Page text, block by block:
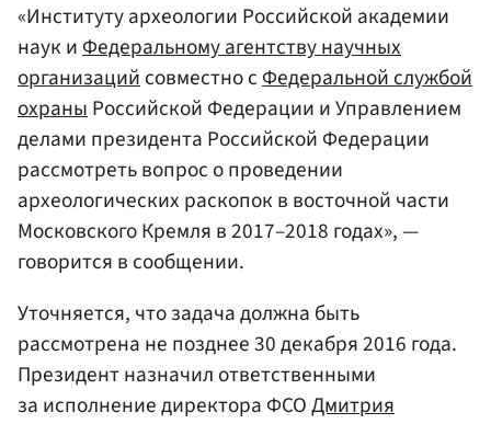
«Институту археологии Российской академии
наук иФедеральному агентству научных
организацийсовместно сФедеральной службой
охраныРоссийской Федерации и Управлением
делами президента Российской Федерации
рассмотреть вопрос о проведении
археологических раскопок в восточной части
Московского Кремля в 2017–2018 годах», —
говорится в сообщении.
Уточняется, что задача должна быть
рассмотрена не позднее 30 декабря 2016 года.
Президент назначил ответственными
за исполнение директора ФСОДмитрия